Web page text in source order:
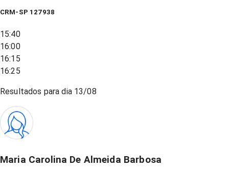
CRM-SP 127938
15:40
16:00
16:15
16:25
Resultados para dia 13/08
Maria Carolina De Almeida Barbosa